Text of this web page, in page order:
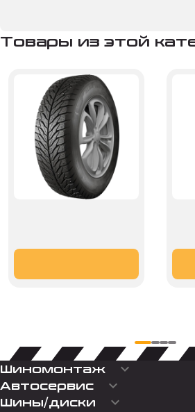
Товары из этой
Шиномонтаж keyboard_arrow_down
Автосервис keyboard_arrow_down
Шины/диски keyboard_arrow_down